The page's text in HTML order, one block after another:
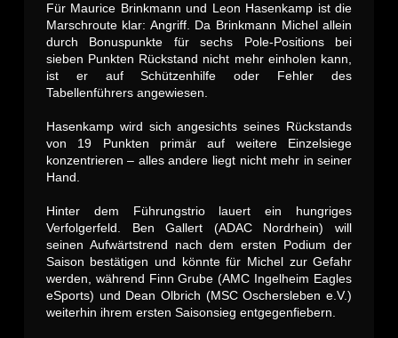
Für Maurice Brinkmann und Leon Hasenkamp ist die
Marschroute klar: Angriff. Da Brinkmann Michel allein
durch Bonuspunkte für sechs Pole-Positions bei
sieben Punkten Rückstand nicht mehr einholen kann,
ist er auf Schützenhilfe oder Fehler des
Tabellenführers angewiesen.
Hasenkamp wird sich angesichts seines Rückstands
von 19 Punkten primär auf weitere Einzelsiege
konzentrieren – alles andere liegt nicht mehr in seiner
Hand.
Hinter dem Führungstrio lauert ein hungriges
Verfolgerfeld. Ben Gallert (ADAC Nordrhein) will
seinen Aufwärtstrend nach dem ersten Podium der
Saison bestätigen und könnte für Michel zur Gefahr
werden, während Finn Grube (AMC Ingelheim Eagles
eSports) und Dean Olbrich (MSC Oschersleben e.V.)
weiterhin ihrem ersten Saisonsieg entgegenfiebern.